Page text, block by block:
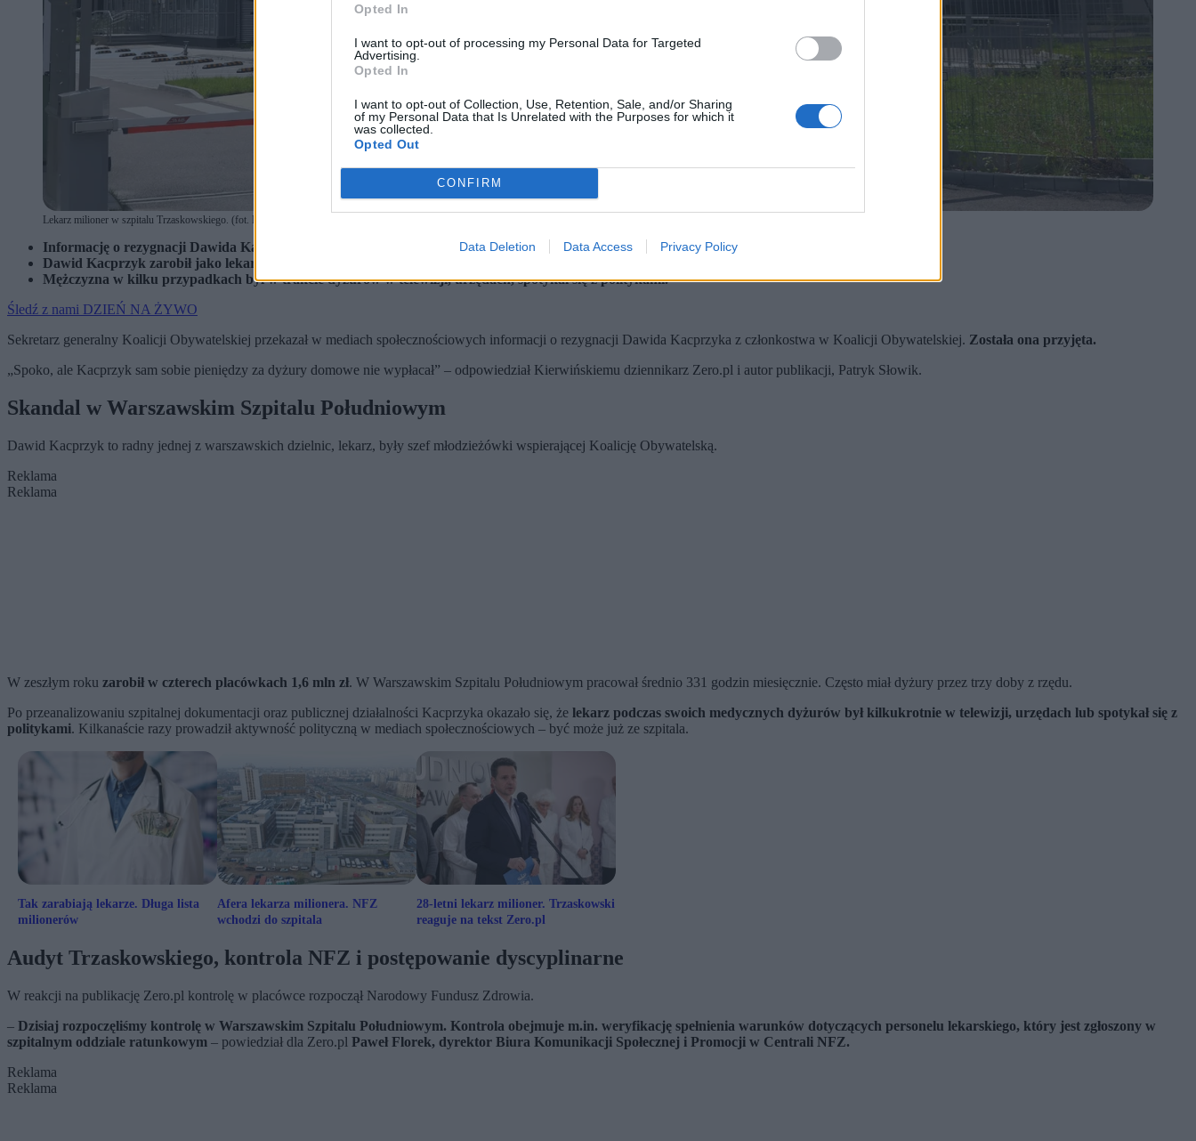
Opted In
I want to opt-out of processing my Personal Data for Targeted
Advertising.
Opted In
I want to opt-out of Collection, Use, Retention, Sale, and/or Sharing
of my Personal Data that Is Unrelated with the Purposes for which it
was collected.
Opted Out
CONFIRM
Data Deletion Data Access Privacy Policy
Lekarz milioner w szpitalu Trzaskowskiego. (fot. Rafał Guz / PAP)
Informację o rezygnacji Dawida Kacprzyka przekazał Marcin Kierwiński, sekretarz generalny Koalicji Obywatelskiej.
Dawid Kacprzyk zarobił jako lekarz 1,6 mln zł w czterech warszawskich placówkach medycznych.
Mężczyzna w kilku przypadkach był w trakcie dyżurów w telewizji, urzędach, spotykał się z politykami.
Śledź z nami DZIEŃ NA ŻYWO
Sekretarz generalny Koalicji Obywatelskiej przekazał w mediach społecznościowych informacji o rezygnacji Dawida Kacprzyka z członkostwa w Koalicji Obywatelskiej. Została ona przyjęta.
„Spoko, ale Kacprzyk sam sobie pieniędzy za dyżury domowe nie wypłacał” – odpowiedział Kierwińskiemu dziennikarz Zero.pl i autor publikacji, Patryk Słowik.
Skandal w Warszawskim Szpitalu Południowym
Dawid Kacprzyk to radny jednej z warszawskich dzielnic, lekarz, były szef młodzieżówki wspierającej Koalicję Obywatelską.
Reklama
Reklama
W zeszłym roku zarobił w czterech placówkach 1,6 mln zł. W Warszawskim Szpitalu Południowym pracował średnio 331 godzin miesięcznie. Często miał dyżury przez trzy doby z rzędu.
Po przeanalizowaniu szpitalnej dokumentacji oraz publicznej działalności Kacprzyka okazało się, że lekarz podczas swoich medycznych dyżurów był kilkukrotnie w telewizji, urzędach lub spotykał się z
politykami. Kilkanaście razy prowadził aktywność polityczną w mediach społecznościowych – być może już ze szpitala.
Tak zarabiają lekarze. Długa lista
milionerów
Afera lekarza milionera. NFZ
wchodzi do szpitala
28-letni lekarz milioner. Trzaskowski
reaguje na tekst Zero.pl
Audyt Trzaskowskiego, kontrola NFZ i postępowanie dyscyplinarne
W reakcji na publikację Zero.pl kontrolę w placówce rozpoczął Narodowy Fundusz Zdrowia.
– Dzisiaj rozpoczęliśmy kontrolę w Warszawskim Szpitalu Południowym. Kontrola obejmuje m.in. weryfikację spełnienia warunków dotyczących personelu lekarskiego, który jest zgłoszony w
szpitalnym oddziale ratunkowym – powiedział dla Zero.pl Paweł Florek, dyrektor Biura Komunikacji Społecznej i Promocji w Centrali NFZ.
Reklama
Reklama